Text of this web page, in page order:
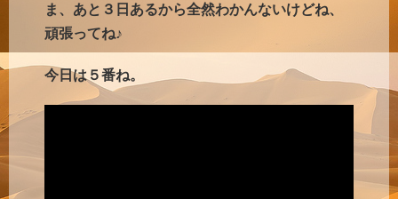
ま、あと３日あるから全然わかんないけどね、
頑張ってね♪
今日は５番ね。